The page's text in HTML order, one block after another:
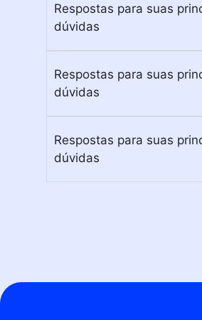
Respostas para suas
dúvidas
Respostas para suas
dúvidas
Respostas para suas
dúvidas